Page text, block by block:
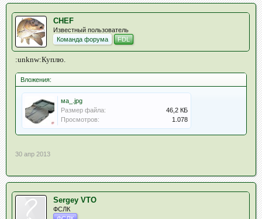
CHEF
Известный пользователь
Команда форума
FDL
:unknw:Куплю.
Вложения:
ма_.jpg
Размер файла:
46,2 КБ
Просмотров:
1.078
30 апр 2013
Sergey VTO
ФСЛК